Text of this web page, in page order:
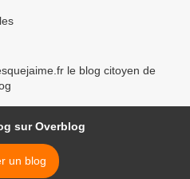
le blog citoyen de
sur Overblog
un blog